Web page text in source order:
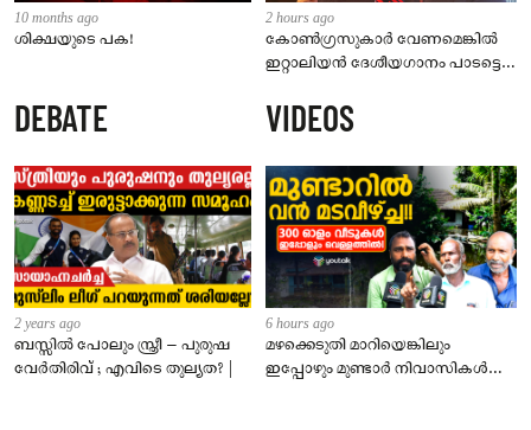
10 months ago
ശിക്ഷയുടെ പക!
2 hours ago
കോൺഗ്രസുകാർ വേണമെങ്കിൽ
ഇറ്റാലിയൻ ദേശീയഗാനം പാടട്ടെ;
ചന്ദ്രശേഖർ
DEBATE
2 years ago
ബസ്സിൽ പോലും സ്ത്രീ – പുരുഷ
വേർതിരിവ് ; എവിടെ തുല്യത? |
VIDEOS
6 hours ago
മഴക്കെടുതി മാറിയെങ്കിലും
ഇപ്പോഴും മുണ്ടാർ നിവാസികൾ